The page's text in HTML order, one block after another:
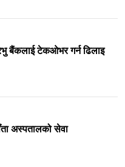
बैंकलाई टेकओभर गर्न ढिलाइ
अस्पतालको सेवा